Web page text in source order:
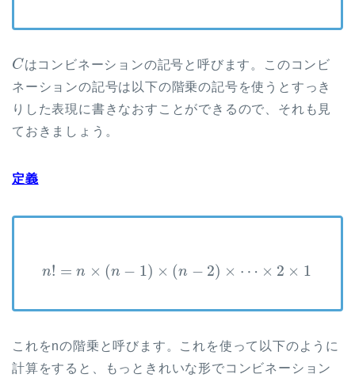
Cはコンビネーションの記号と呼びます。このコンビ
ネーションの記号は以下の階乗の記号を使うとすっき
りした表現に書きなおすことができるので、それも見
ておきましょう。
定義
n! = n × (n − 1) × (n − 2) × ⋯ × 2 × 1
これをnの階乗と呼びます。これを使って以下のように
計算をすると、もっときれいな形でコンビネーション